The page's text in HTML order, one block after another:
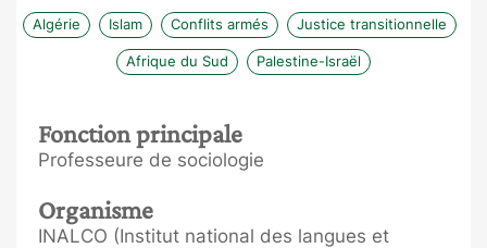
Algérie Islam Conflits armés Justice transitionnelle
Afrique du Sud Palestine-Israël
Fonction principale
Professeure de sociologie
Organisme
INALCO (Institut national des langues et